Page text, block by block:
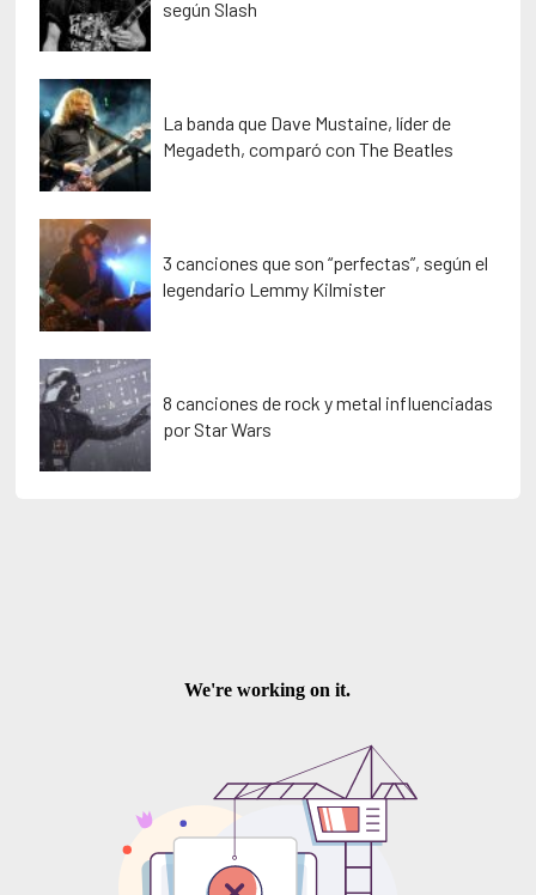
según Slash
La banda que Dave Mustaine, líder de
Megadeth, comparó con The Beatles
3 canciones que son “perfectas”, según el
legendario Lemmy Kilmister
8 canciones de rock y metal influenciadas
por Star Wars